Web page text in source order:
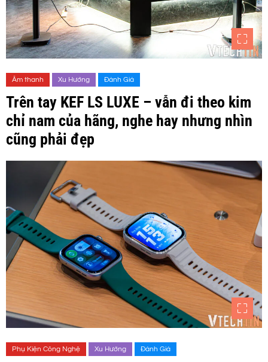
Âm thanh Xu Hướng Đánh Giá
Trên tay KEF LS LUXE – vẫn đi theo kim
chỉ nam của hãng, nghe hay nhưng nhìn
cũng phải đẹp
Phụ Kiện Công Nghệ Xu Hướng Đánh Giá